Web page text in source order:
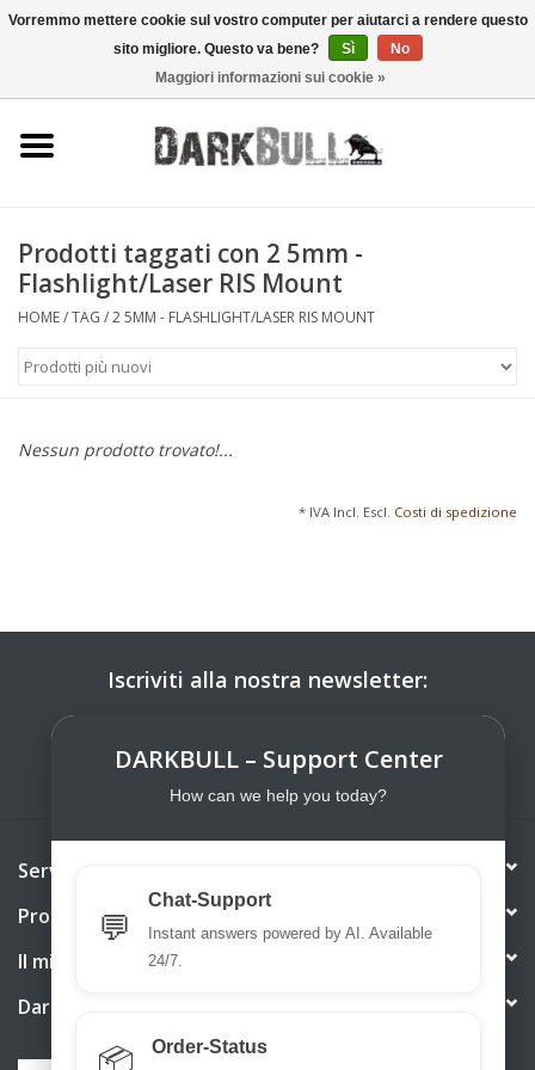
0 Articoli - €0,00
tiro
all'aperto
equipaggiamento tattico
Ottica e laser
Marche
Prodotti taggati con 2 5mm -
Flashlight/Laser RIS Mount
HOME/TAG /2 5MM - FLASHLIGHT/LASER RIS MOUNT
Nessun prodotto trovato!...
* IVA Incl. Escl. Costi di spedizione
Iscriviti alla nostra newsletter:
Servizio di assistenza
Prodotti
Il mio account
DarkBull TrendStore
Vorremmo mettere cookie sul vostro computer per aiutarci a rendere questo
sito migliore. Questo va bene?
Sì
No
Maggiori informazioni sui cookie »
DARKBULL – Support Center
How can we help you today?
💬
Chat-Support
Instant answers powered by AI. Available
24/7.
📦 Order-Status